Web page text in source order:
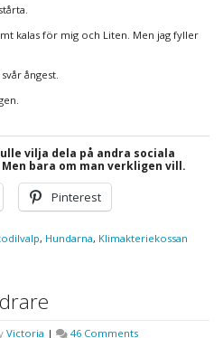
kalas för mig och Liten. Men jag fyller
ångest.
vilja dela på andra sociala
bara om man verkligen vill.
Pinterest
, Hundarna, Klimakteriekossan
Victoria | 46 Commentson